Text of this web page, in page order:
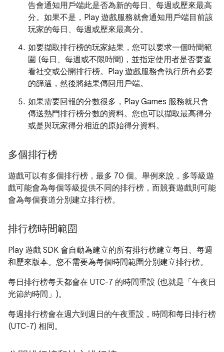
告會通知用戶端此是否為新的每日、每週或歷來最高
分。如果不是，Play 遊戲服務就會通知用戶端目前該
玩家的每日、每週或歷來最高分。
如要擷取排行榜的玩家結果，您可以要求一個時間範
圍 (每日、每週或不限時間)，並指定使用者是否要查
看社交或公開排行榜。Play 遊戲服務會執行所有必要
的篩選，然後將結果傳回用戶端。
如果需要回報的分數很多，Play Games 服務就只會
傳送熱門排行榜分數的資料。您也可以擷取最高得分
或是與玩家得分相近的原始得分資料。
多個排行榜
遊戲可以有多個排行榜，最多 70 個。舉例來說，多等級遊
戲可能會為每個等級提供不同的排行榜，而競賽遊戲則可能
會為每個賽道分別建立排行榜。
排行榜時間範圍
Play 遊戲 SDK 會自動為建立的所有排行榜建立每日、每週
和歷來版本。您不需要為每個時間範圍分別建立排行榜。
每日排行榜每天都會在 UTC-7 的時間重設 (也就是「午夜日
光節約時間」)。
每週排行榜會在週六到週日的午夜重設，時間和每日排行榜
(UTC-7) 相同。